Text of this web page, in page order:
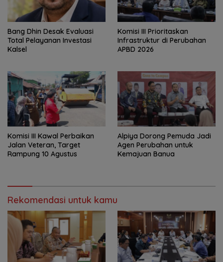
‎Bang Dhin Desak Evaluasi
Total Pelayanan Investasi
Kalsel
‎Komisi III Prioritaskan
Infrastruktur di Perubahan
APBD 2026
Komisi III Kawal Perbaikan
Jalan Veteran, Target
Rampung 10 Agustus
‎Alpiya Dorong Pemuda Jadi
Agen Perubahan untuk
Kemajuan Banua ‎
Rekomendasi untuk kamu